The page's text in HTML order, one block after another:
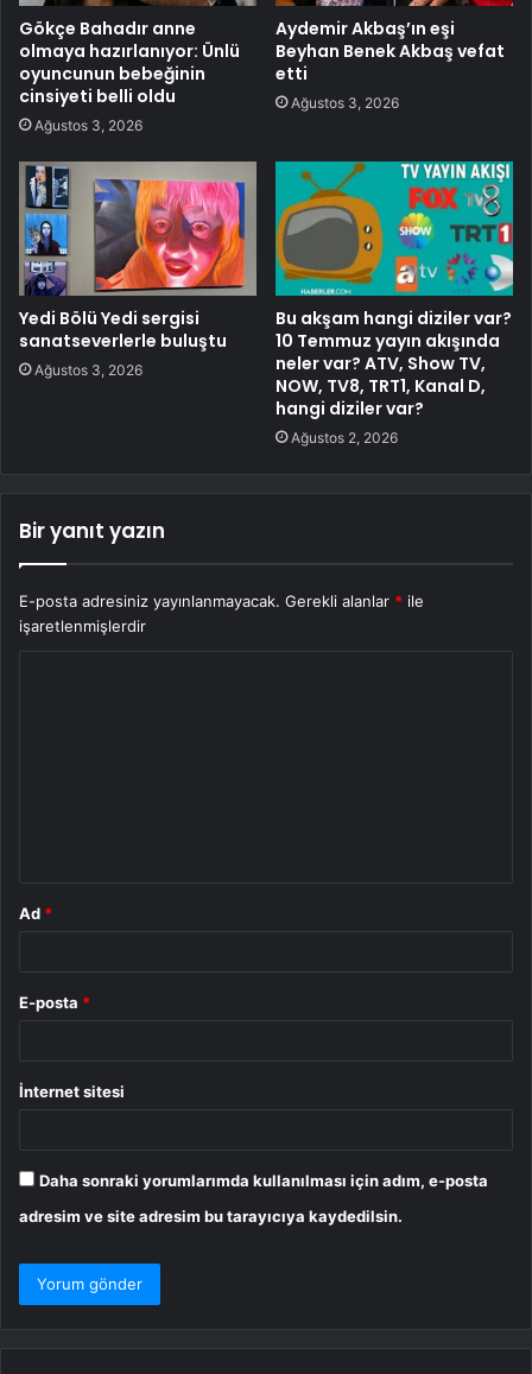
Gökçe Bahadır anne
olmaya hazırlanıyor: Ünlü
oyuncunun bebeğinin
cinsiyeti belli oldu
Ağustos 3, 2026
Aydemir Akbaş’ın eşi
Beyhan Benek Akbaş vefat
etti
Ağustos 3, 2026
Yedi Bölü Yedi sergisi
sanatseverlerle buluştu
Ağustos 3, 2026
Bu akşam hangi diziler var?
10 Temmuz yayın akışında
neler var? ATV, Show TV,
NOW, TV8, TRT1, Kanal D,
hangi diziler var?
Ağustos 2, 2026
Bir yanıt yazın
E-posta adresiniz yayınlanmayacak. Gerekli alanlar * ile
işaretlenmişlerdir
Ad *
E-posta *
İnternet sitesi
Daha sonraki yorumlarımda kullanılması için adım, e-posta
adresim ve site adresim bu tarayıcıya kaydedilsin.